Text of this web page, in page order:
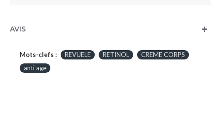
AVIS
Mots-clefs : REVUELE RETINOL
CREME CORPS
anti age